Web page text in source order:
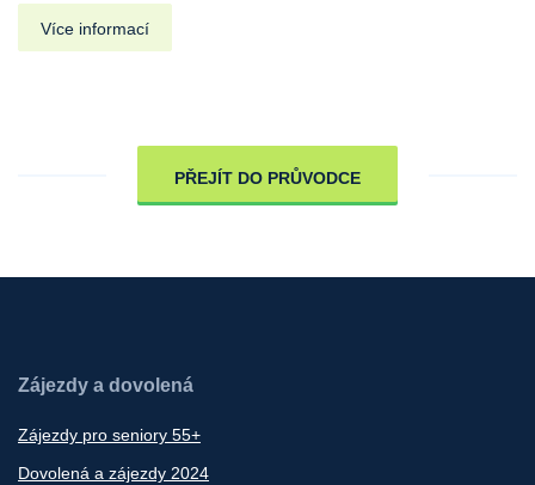
Více informací
PŘEJÍT DO PRŮVODCE
Zájezdy a dovolená
Zájezdy pro seniory 55+
Dovolená a zájezdy 2024